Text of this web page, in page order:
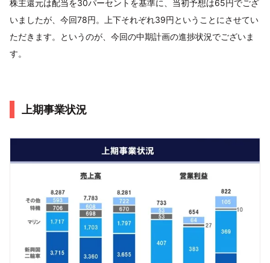
株主還元は配当を30パーセントを基準に、当初予想は65円でござ
いましたが、今回78円。上下それぞれ39円ということにさせてい
ただきます。というのが、今回の中期計画の進捗状況でございま
す。
上期事業状況